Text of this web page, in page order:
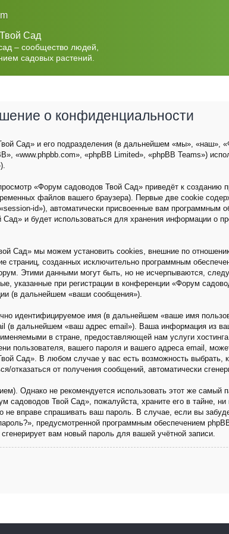
Сад
– сообщество людей,
садовых растений.
о конфиденциальности
Сад» и его подразделения (в дальнейшем «мы»,
«www.phpbb.com», «phpBB Limited», «phpBB Teams»)
«Форум садоводов Твой Сад» приведёт к созданию
файлов вашего браузера). Первые две cookie
id»), автоматически присвоенные вам программным
и будет использоваться для хранения информации о
Сад» мы можем установить cookies, внешние по
страниц, созданных исключительно программным
Этими данными могут быть, но не исчерпываются,
указанные при регистрации в конференции «Форум
(в дальнейшем «ваши сообщения»).
идентифицируемое имя (в дальнейшем «ваше имя
(в дальнейшем «ваш адрес email»). Ваша информация из
в стране, предоставляющей нам услуги
пользователя, вашего пароля и вашего адреса email,
Сад». В любом случае у вас есть возможность выбрать,
отказаться от получения сообщений, автоматически
Однако не рекомендуется использовать этот же самый
Твой Сад», пожалуйста, храните его в тайне, ни
не вправе спрашивать ваш пароль. В случае, если вы
предусмотренной программным обеспечением
вам новый пароль для вашей учётной записи.